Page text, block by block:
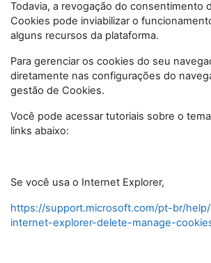
Todavia, a revogação do consentimento
Cookies pode inviabilizar o
alguns recursos da plataforma.
Para gerenciar os cookies do seu
diretamente nas configurações do
gestão de Cookies.
Você pode acessar tutoriais sobre o
links abaixo:
Se você usa o Internet Explorer,
https://support.microsoft.com/pt-br/
internet-explorer-delete-manage-